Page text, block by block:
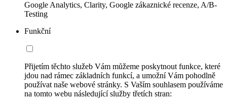
Google Analytics, Clarity, Google zákaznické recenze, A/B-
Testing
Funkční
Přijetím těchto služeb Vám můžeme poskytnout funkce, které
jdou nad rámec základních funkcí, a umožní Vám pohodlně
používat naše webové stránky. S Vaším souhlasem používáme
na tomto webu následující služby třetích stran: